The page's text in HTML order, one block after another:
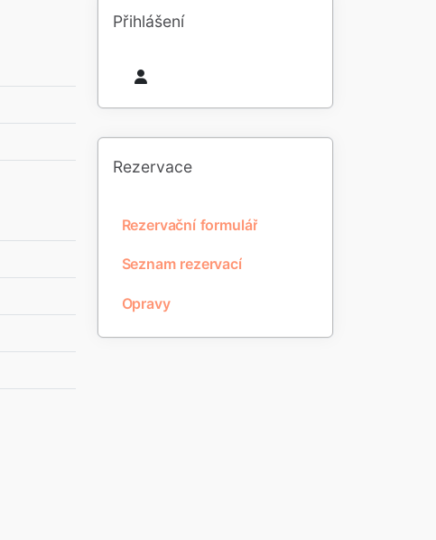
Přihlášení
Rezervace
Rezervační formulář
Seznam rezervací
Opravy